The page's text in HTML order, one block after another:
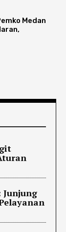
Medan
Junjung